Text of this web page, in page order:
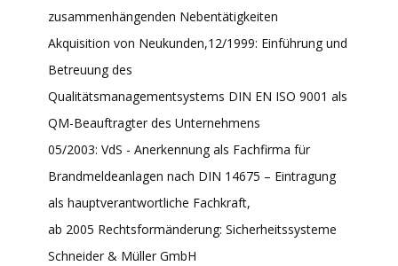
zusammenhängenden Nebentätigkeiten
Akquisition von Neukunden,12/1999: Einführung und
Betreuung des
Qualitätsmanagementsystems DIN EN ISO 9001 als
QM-Beauftragter des Unternehmens
05/2003: VdS - Anerkennung als Fachfirma für
Brandmeldeanlagen nach DIN 14675 – Eintragung
als hauptverantwortliche Fachkraft,
ab 2005 Rechtsformänderung: Sicherheitssysteme
Schneider & Müller GmbH